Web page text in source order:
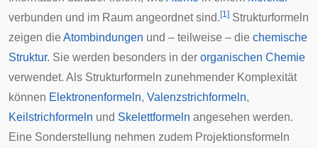
verbunden und im Raum angeordnet sind. [1] Strukturformeln
zeigen die Atombindungen und – teilweise – die chemische
Struktur. Sie werden besonders in der organischen Chemie
verwendet. Als Strukturformeln zunehmender Komplexität
können Elektronenformeln, Valenzstrichformeln,
Keilstrichformeln und Skelettformeln angesehen werden.
Eine Sonderstellung nehmen zudem Projektionsformeln